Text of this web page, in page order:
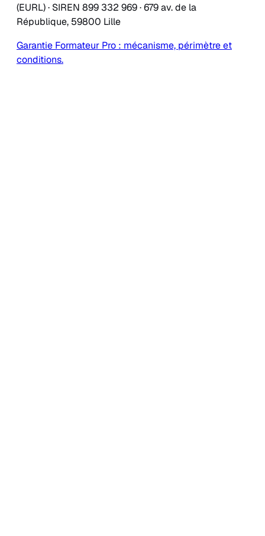
(EURL) · SIREN 899 332 969 · 679 av. de la
République, 59800 Lille
Garantie Formateur Pro : mécanisme, périmètre et
conditions.